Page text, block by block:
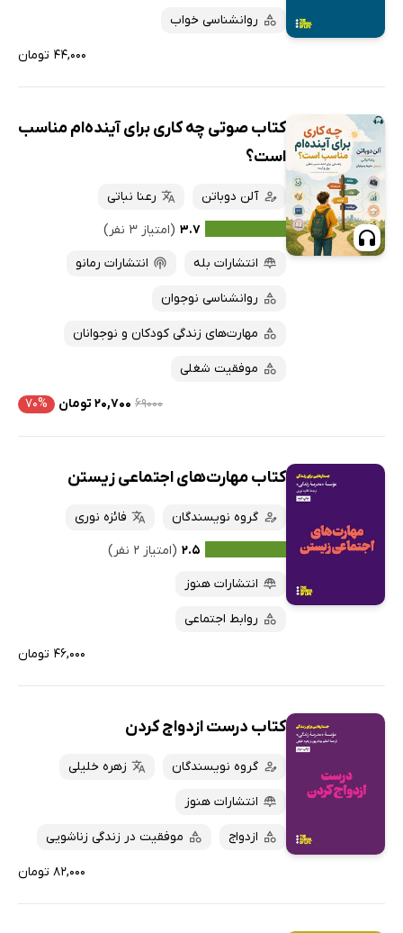
روانشناسی خواب
۴۴,۰۰۰ تومان
کتاب صوتی چه کاری برای آینده‌ام مناسب
است؟
آلن دوباتن
رعنا نباتی
۳.۷ (امتیاز ۳ نفر)
انتشارات بله
انتشارات رمانو
روانشناسی نوجوان
مهارت‌های زندگی کودکان و نوجوانان
موفقیت شغلی
۶۹۰۰۰ ۲۰,۷۰۰ تومان ۷۰%
کتاب مهارت‌های اجتماعی زیستن
گروه نویسندگان
فائزه نوری
۲.۵ (امتیاز ۲ نفر)
انتشارات هنوز
روابط اجتماعی
۴۶,۰۰۰ تومان
کتاب درست ازدواج کردن
گروه نویسندگان زهره خلیلی
انتشارات هنوز
ازدواج موفقیت در زندگی زناشویی
۸۲,۰۰۰ تومان